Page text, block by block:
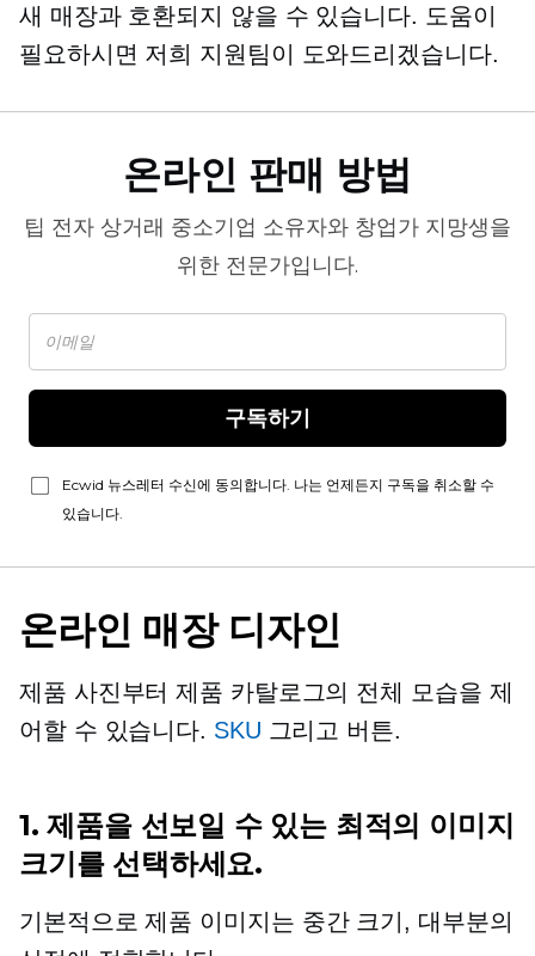
새 매장과 호환되지 않을 수 있습니다. 도움이
필요하시면 저희 지원팀이 도와드리겠습니다.
온라인 판매 방법
팁 전자 상거래 중소기업 소유자와 창업가 지망생을
위한 전문가입니다.
구독하기
Ecwid 뉴스레터 수신에 동의합니다. 나는 언제든지 구독을 취소할 수
있습니다.
온라인 매장 디자인
제품 사진부터 제품 카탈로그의 전체 모습을 제
어할 수 있습니다. SKU 그리고 버튼.
1. 제품을 선보일 수 있는 최적의 이미지
크기를 선택하세요.
기본적으로 제품 이미지는 중간 크기, 대부분의